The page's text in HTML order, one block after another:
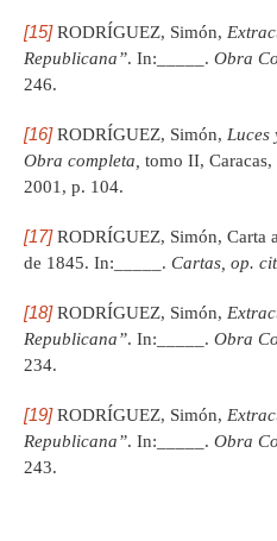
[15]RODRÍGUEZ, Simón,
Republicana”. In:_____. Obra
246.
[16]RODRÍGUEZ, Simón, Luces
Obra completa, tomo II, Caracas,
2001, p. 104.
[17]RODRÍGUEZ, Simón, Carta
de 1845. In:_____. Cartas, op.
[18]RODRÍGUEZ, Simón,
Republicana”. In:_____. Obra
234.
[19]RODRÍGUEZ, Simón,
Republicana”. In:_____. Obra
243.